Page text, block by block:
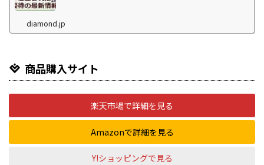
diamond.jp
商品購入サイト
楽天市場で詳細を見る
Amazonで詳細を見る
Y!ショッピングで見る